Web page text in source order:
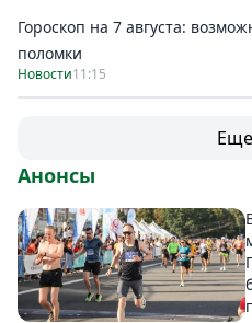
Гороскоп на 7 августа:
поломки
Новости11:15
Анонсы